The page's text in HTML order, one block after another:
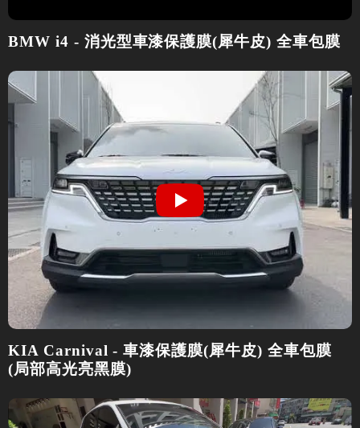
BMW i4 - 消光型車漆保護膜(犀牛皮) 全車包膜
KIA Carnival - 車漆保護膜(犀牛皮) 全車包膜
(局部高光亮黑膜)